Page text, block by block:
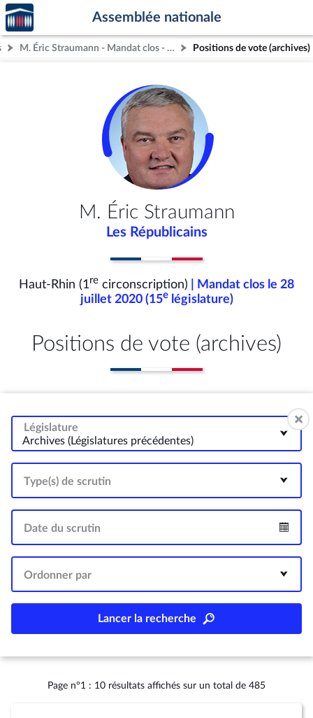
Aller au contenu
Aller en bas de la page
Accèder
à la
page
d'accueil
Assemblée nationale
M. Éric Straumann - Mandat clos - Haut-Rhin (1re circonscription) Positions de vote (archives)
M. Éric Straumann
Les Républicains
Haut-Rhin (1re circonscription)
| Mandat clos le 28
juillet 2020 (15elégislature)
Positions de vote (archives)
Législature
Archives (Législatures précédentes)
Type(s) de scrutin
Date du scrutin
Ordonner par
Lancer la recherche
Page n°1 : 10 résultats affichés sur un total de 485